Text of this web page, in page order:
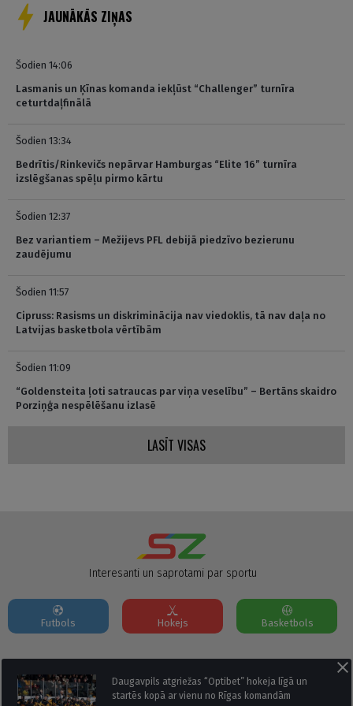
JAUNĀKĀS ZIŅAS
Šodien 14:06
Lasmanis un Ķīnas komanda iekļūst “Challenger” turnīra
ceturtdaļfinālā
Šodien 13:34
Bedrītis/Rinkevičs nepārvar Hamburgas “Elite 16” turnīra
izslēgšanas spēļu pirmo kārtu
Šodien 12:37
Bez variantiem – Mežijevs PFL debijā piedzīvo bezierunu
zaudējumu
Šodien 11:57
Cipruss: Rasisms un diskriminācija nav viedoklis, tā nav daļa no
Latvijas basketbola vērtībām
Šodien 11:09
“Goldensteita ļoti satraucas par viņa veselību” – Bertāns skaidro
Porziņģa nespēlēšanu izlasē
LASĪT VISAS
Daugavpils atgriežas “Optibet” hokeja līgā un
startēs kopā ar vienu no Rīgas komandām
Interesanti un saprotami par sportu
Futbols Hokejs Basketbols
Par mums Reklāmas Parametri Kontakti